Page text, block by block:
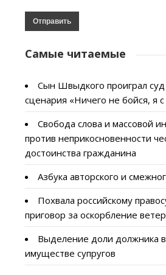
Самые читаемые
Сын Швыдкого проиграл суд
сценария «Ничего не бойся, я
Свобода слова и массовой
против неприкосновенности
достоинства гражданина
Азбука авторского и
Похвала российскому
приговор за оскорбление
Выделение доли должника
имуществе супругов